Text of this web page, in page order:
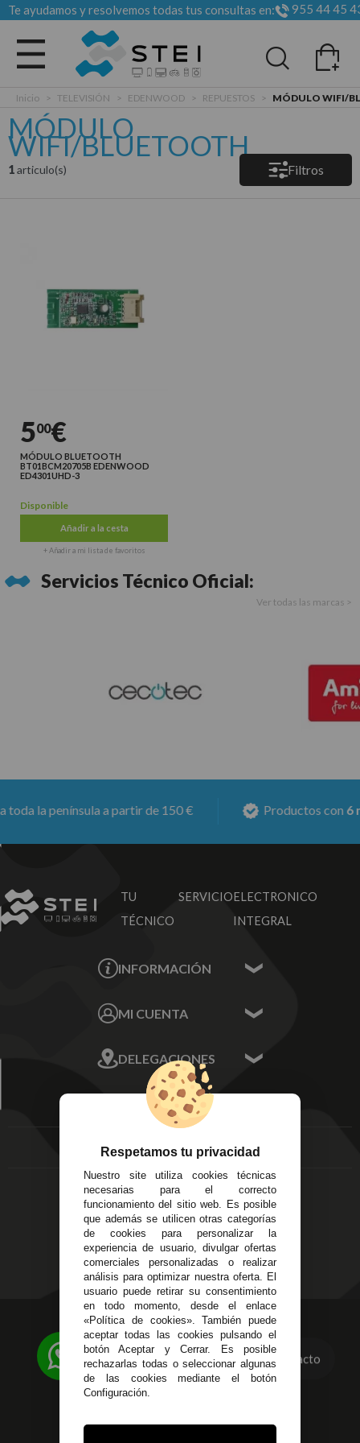
Te ayudamos y resolvemos todas tus consultas en: 955 44 45
Todas las categorias
Inicio > TELEVISIÓN > EDENWOOD > REPUESTOS > MÓDULO WIFI/
MÓDULO
WIFI/BLUETOOTH
1articulo(s) Filtros
500€
MÓDULO BLUETOOTH
BT01BCM20705B EDENWOOD
ED4301UHD-3
Disponible
Añadir a la cesta
+ Añadir a mi lista de favoritos
Servicios Técnico Oficial:
Ver todas las marcas >
la península a partir de 150 € Productos con6
TU SERVICIO
TÉCNICO
ELECTRONICO
INTEGRAL
INFORMACIÓN
Sobre nosotros
MI CUENTA
Mis Direcciones
Mis Pedidos
Mis favoritos
FAQ's
DELEGACIONES
Écija - Sevilla
Av. Plaza de Toros.
Local 3
C/ Ingeniero Iribarren,
14
Alzira - Valencia
C/ Esplugues, 135
EMPRESA
Entregas y
Devoluciones
Política de Privacidad
Pago Seguro
Terminos y
Condiciones Generales
Políticas de Cookies
623 23 31 98
Atendemos Whatsapp
955 44 45 43/955 44 45 44
Contacto
Respetamos tu privacidad
Nuestro site utiliza cookies técnicas
necesarias para el correcto
funcionamiento del sitio web. Es posible
que además se utilicen otras categorías
de cookies para personalizar la
experiencia de usuario, divulgar ofertas
comerciales personalizadas o realizar
análisis para optimizar nuestra oferta. El
usuario puede retirar su consentimiento
en todo momento, desde el enlace
«Política de cookies». También puede
aceptar todas las cookies pulsando el
botón Aceptar y Cerrar. Es posible
rechazarlas todas o seleccionar algunas
de las cookies mediante el botón
Configuración.